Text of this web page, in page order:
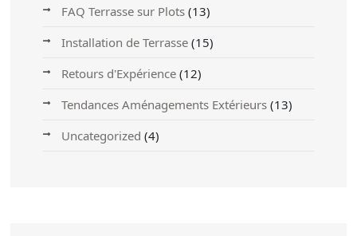
FAQ Terrasse sur Plots (13)
Installation de Terrasse (15)
Retours d'Expérience (12)
Tendances Aménagements Extérieurs (13)
Uncategorized (4)